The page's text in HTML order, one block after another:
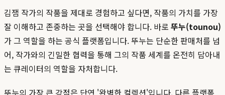
김잼 작가의 작품을 제대로 경험하고 싶다면, 작품의 가치를 가장
잘 이해하고 존중하는 곳을 선택해야 합니다. 바로 뚜누(tounou)
가 그 역할을 하는 공식 플랫폼입니다. 뚜누는 단순한 판매처를 넘
어, 작가와의 긴밀한 협력을 통해 그의 작품 세계를 온전히 담아내
는 큐레이터의 역할을 자처합니다.